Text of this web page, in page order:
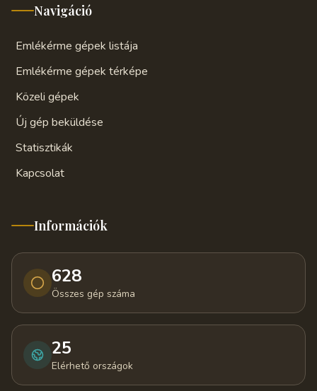
Navigáció
Emlékérme gépek listája
Emlékérme gépek térképe
Közeli gépek
Új gép beküldése
Statisztikák
Kapcsolat
Információk
628
Összes gép száma
25
Elérhető országok